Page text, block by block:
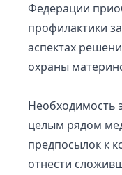
Федерации
профилактики
аспектах
охраны
Необходимость
целым рядом
предпосылок к
отнести